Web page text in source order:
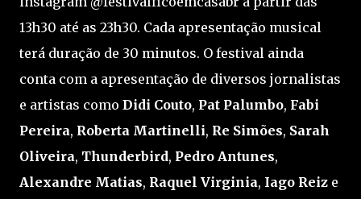
13h30 até as 23h30. Cada apresentação musical
terá duração de 30 minutos. O festival ainda
conta com a apresentação de diversos jornalistas
e artistas como Didi Couto, Pat Palumbo, Fabi
Pereira, Roberta Martinelli, Re Simões, Sarah
Oliveira, Thunderbird, Pedro Antunes,
Alexandre Matias, Raquel Virginia, Iago Reiz e